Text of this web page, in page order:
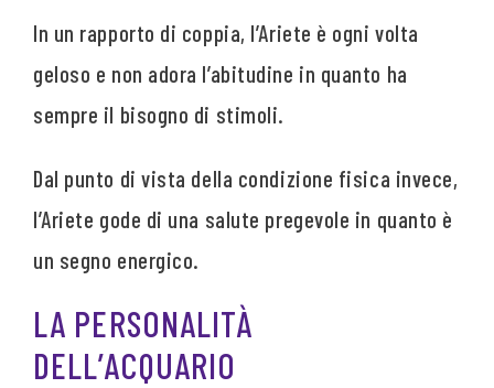
In un rapporto di coppia, l’Ariete è ogni volta
geloso e non adora l’abitudine in quanto ha
sempre il bisogno di stimoli.
Dal punto di vista della condizione fisica invece,
l’Ariete gode di una salute pregevole in quanto è
un segno energico.
LA PERSONALITÀ
DELL’ACQUARIO